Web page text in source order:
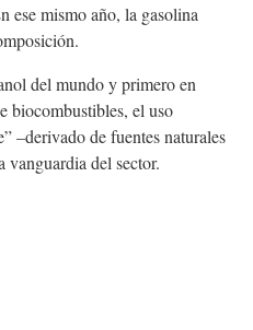
ese mismo año, la gasolina
del mundo y primero en
biocombustibles, el uso
–derivado de fuentes naturales
vanguardia del sector.